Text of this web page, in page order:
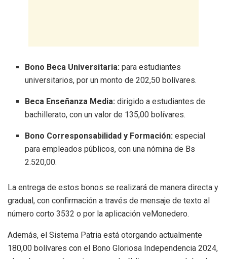
Bono Beca Universitaria: para estudiantes
universitarios, por un monto de 202,50 bolívares.
Beca Enseñanza Media: dirigido a estudiantes de
bachillerato, con un valor de 135,00 bolívares.
Bono Corresponsabilidad y Formación: especial
para empleados públicos, con una nómina de Bs
2.520,00.
La entrega de estos bonos se realizará de manera directa y
gradual, con confirmación a través de mensaje de texto al
número corto 3532 o por la aplicación veMonedero.
Además, el Sistema Patria está otorgando actualmente
180,00 bolívares con el Bono Gloriosa Independencia 2024,